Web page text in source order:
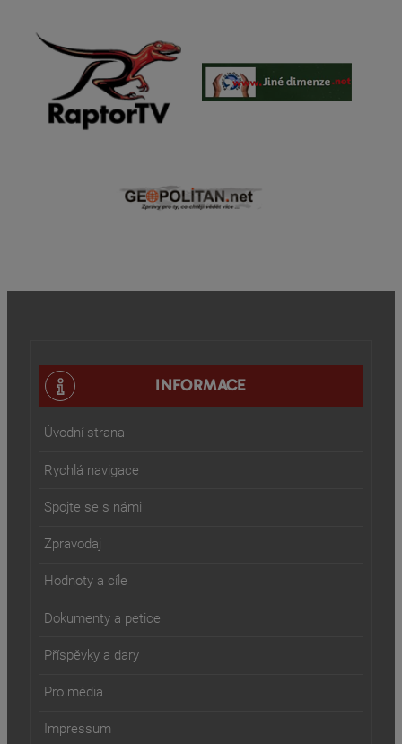
INFORMACE
Úvodní strana
Rychlá navigace
Spojte se s námi
Zpravodaj
Hodnoty a cíle
Dokumenty a petice
Příspěvky a dary
Pro média
Impressum